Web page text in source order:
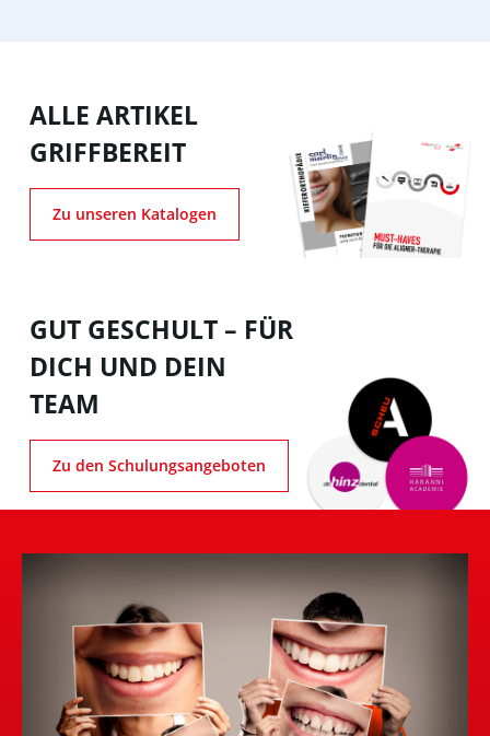
ALLE ARTIKEL
GRIFFBEREIT
Zu unseren Katalogen
GUT GESCHULT – FÜR
DICH UND DEIN
TEAM
Zu den Schulungsangeboten